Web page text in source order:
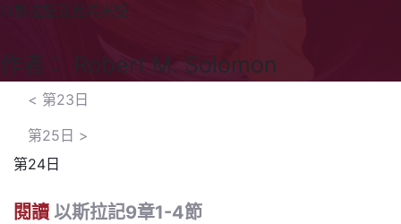
以斯拉記及尼希米記
作者： Robert M. Solomon
< 第23日
第25日 >
第24日
閱讀 以斯拉記9章1-4節